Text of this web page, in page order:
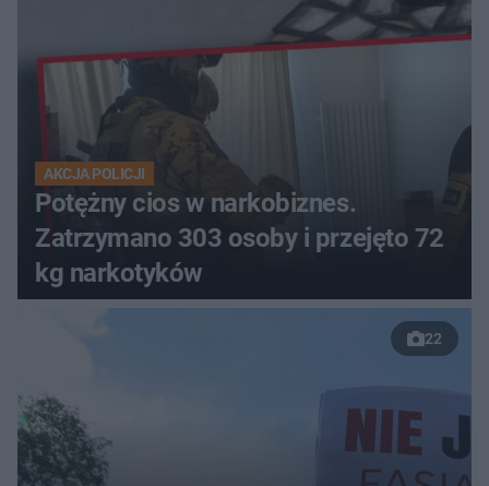
AKCJA POLICJI
Potężny cios w narkobiznes.
Zatrzymano 303 osoby i przejęto 72
kg narkotyków
22